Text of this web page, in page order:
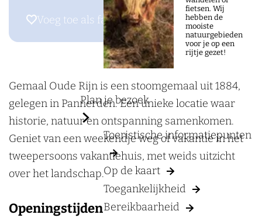
fietsen. Wij
hebben de
mooiste
natuurgebieden
voor je op een
rijtje gezet!
Plan je bezoek
Toeristische informatiepunten
Op de kaart
Toegankelijkheid
Bereikbaarheid
r
G
e
m
a
a
l
O
u
d
e
R
Voeg toe als favoriet
Voeg toe als favoriet
Gemaal Oude Rijn is een stoomgemaal uit 1884,
gelegen in Pannerden. Een unieke locatie waar
historie, natuur en ontspanning samenkomen.
Geniet van een weekendje weg of vakantie in het
tweepersoons vakantiehuis, met weids uitzicht
over het landschap.
Openingstijden